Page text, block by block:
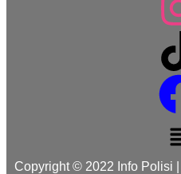
Copyright © 2022 Info Polisi